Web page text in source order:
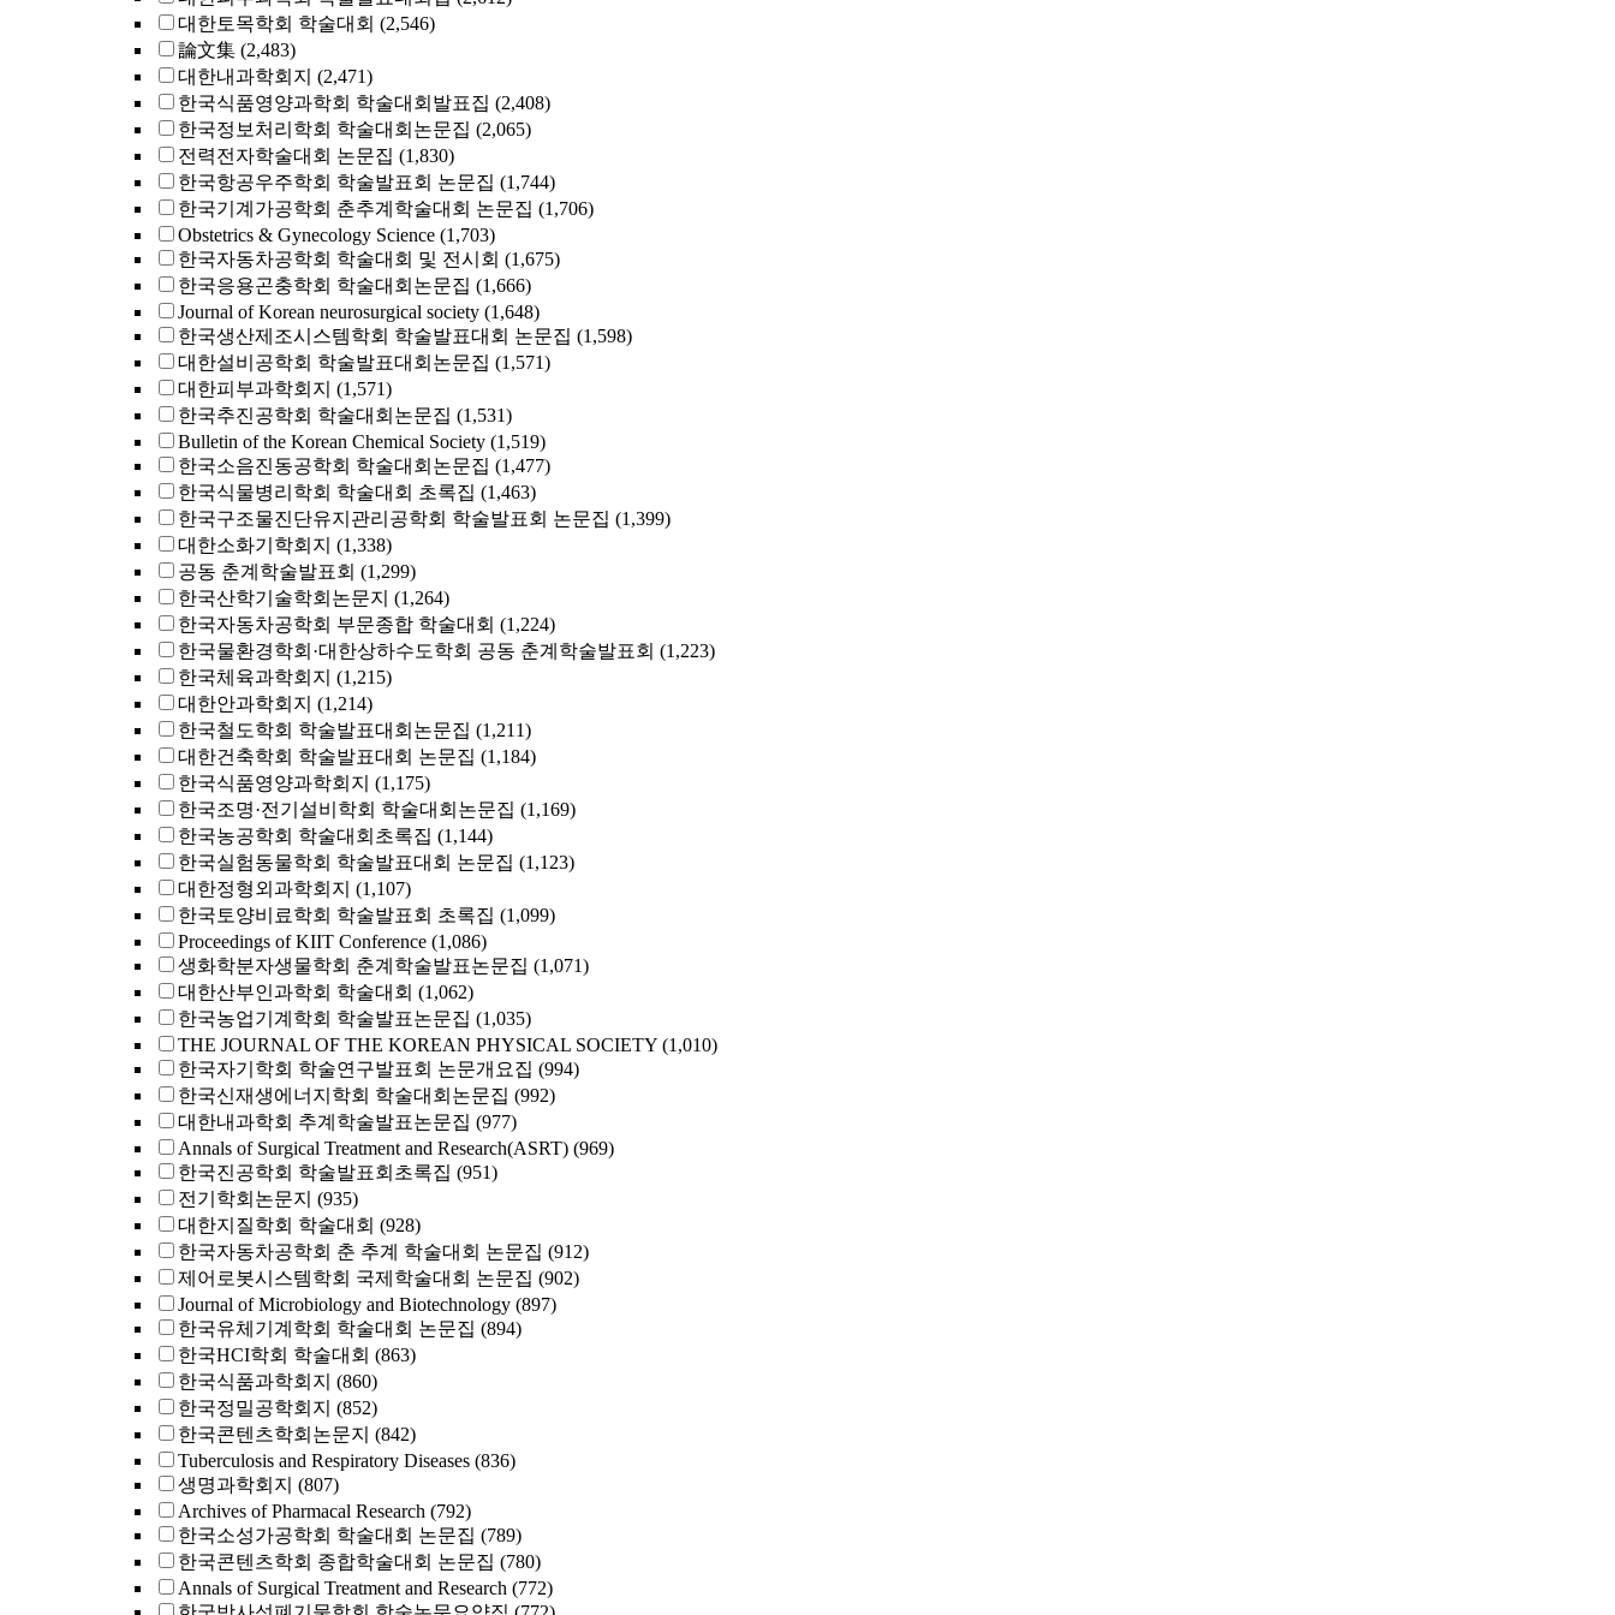
대한토목학회 학술대회 (2,546)
論文集 (2,483)
대한내과학회지 (2,471)
한국식품영양과학회 학술대회발표집 (2,408)
한국정보처리학회 학술대회논문집 (2,065)
전력전자학술대회 논문집 (1,830)
한국항공우주학회 학술발표회 논문집 (1,744)
한국기계가공학회 춘추계학술대회 논문집 (1,706)
Obstetrics & Gynecology Science (1,703)
한국자동차공학회 학술대회 및 전시회 (1,675)
한국응용곤충학회 학술대회논문집 (1,666)
Journal of Korean neurosurgical society (1,648)
한국생산제조시스템학회 학술발표대회 논문집 (1,598)
대한설비공학회 학술발표대회논문집 (1,571)
대한피부과학회지 (1,571)
한국추진공학회 학술대회논문집 (1,531)
Bulletin of the Korean Chemical Society (1,519)
한국소음진동공학회 학술대회논문집 (1,477)
한국식물병리학회 학술대회 초록집 (1,463)
한국구조물진단유지관리공학회 학술발표회 논문집 (1,399)
대한소화기학회지 (1,338)
공동 춘계학술발표회 (1,299)
한국산학기술학회논문지 (1,264)
한국자동차공학회 부문종합 학술대회 (1,224)
한국물환경학회·대한상하수도학회 공동 춘계학술발표회 (1,223)
한국체육과학회지 (1,215)
대한안과학회지 (1,214)
한국철도학회 학술발표대회논문집 (1,211)
대한건축학회 학술발표대회 논문집 (1,184)
한국식품영양과학회지 (1,175)
한국조명·전기설비학회 학술대회논문집 (1,169)
한국농공학회 학술대회초록집 (1,144)
한국실험동물학회 학술발표대회 논문집 (1,123)
대한정형외과학회지 (1,107)
한국토양비료학회 학술발표회 초록집 (1,099)
Proceedings of KIIT Conference (1,086)
생화학분자생물학회 춘계학술발표논문집 (1,071)
대한산부인과학회 학술대회 (1,062)
한국농업기계학회 학술발표논문집 (1,035)
THE JOURNAL OF THE KOREAN PHYSICAL SOCIETY (1,010)
한국자기학회 학술연구발표회 논문개요집 (994)
한국신재생에너지학회 학술대회논문집 (992)
대한내과학회 추계학술발표논문집 (977)
Annals of Surgical Treatment and Research(ASRT) (969)
한국진공학회 학술발표회초록집 (951)
전기학회논문지 (935)
대한지질학회 학술대회 (928)
한국자동차공학회 춘 추계 학술대회 논문집 (912)
제어로봇시스템학회 국제학술대회 논문집 (902)
Journal of Microbiology and Biotechnology (897)
한국유체기계학회 학술대회 논문집 (894)
한국HCI학회 학술대회 (863)
한국식품과학회지 (860)
한국정밀공학회지 (852)
한국콘텐츠학회논문지 (842)
Tuberculosis and Respiratory Diseases (836)
생명과학회지 (807)
Archives of Pharmacal Research (792)
한국소성가공학회 학술대회 논문집 (789)
한국콘텐츠학회 종합학술대회 논문집 (780)
Annals of Surgical Treatment and Research (772)